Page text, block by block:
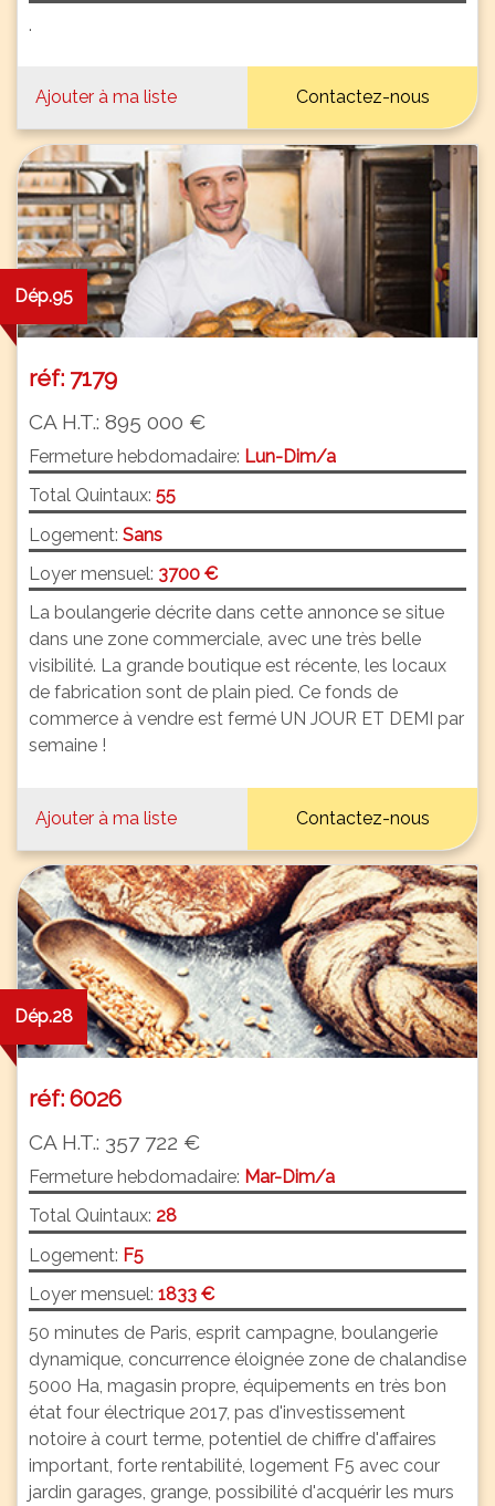
.
Ajouter à ma liste Contactez-nous
Dép.95
réf: 7179
CA H.T.: 895 000 €
Fermeture hebdomadaire: Lun-Dim/a
Total Quintaux: 55
Logement: Sans
Loyer mensuel: 3700 €
La boulangerie décrite dans cette annonce se situe
dans une zone commerciale, avec une très belle
visibilité. La grande boutique est récente, les locaux
de fabrication sont de plain pied. Ce fonds de
commerce à vendre est fermé UN JOUR ET DEMI par
semaine !
Ajouter à ma liste Contactez-nous
Dép.28
réf: 6026
CA H.T.: 357 722 €
Fermeture hebdomadaire: Mar-Dim/a
Total Quintaux: 28
Logement: F5
Loyer mensuel: 1833 €
50 minutes de Paris, esprit campagne, boulangerie
dynamique, concurrence éloignée zone de chalandise
5000 Ha, magasin propre, équipements en très bon
état four électrique 2017, pas d'investissement
notoire à court terme, potentiel de chiffre d'affaires
important, forte rentabilité, logement F5 avec cour
jardin garages, grange, possibilité d'acquérir les murs